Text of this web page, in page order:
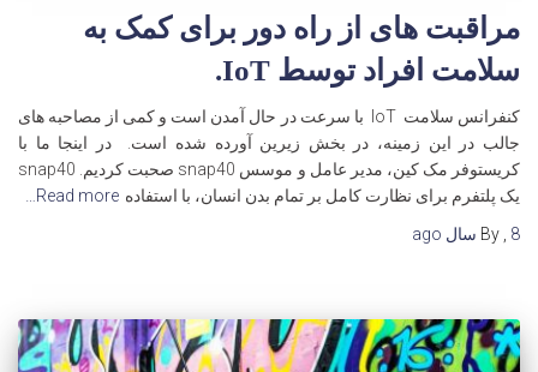
مراقبت های از راه دور برای کمک به
سلامت افراد توسط IoT.
کنفرانس سلامت IoT با سرعت در حال آمدن است و کمی از مصاحبه های
جالب در این زمینه، در بخش زیرین آورده شده است. در اینجا ما با
کریستوفر مک کین، مدیر عامل و موسس snap40 صحبت کردیم. snap40
یک پلتفرم برای نظارت کامل بر تمام بدن انسان، با استفاده Read more…
By , 8 سال